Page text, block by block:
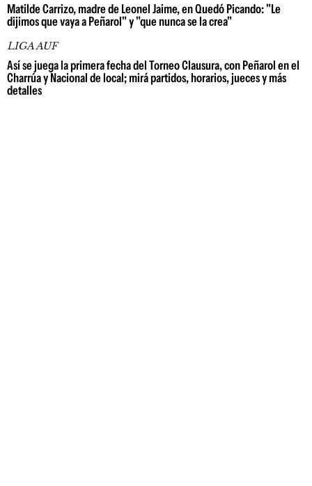
Matilde Carrizo, madre de Leonel Jaime, en Quedó Picando: "Le
dijimos que vaya a Peñarol" y "que nunca se la crea"
LIGA AUF
Así se juega la primera fecha del Torneo Clausura, con Peñarol en el
Charrúa y Nacional de local; mirá partidos, horarios, jueces y más
detalles